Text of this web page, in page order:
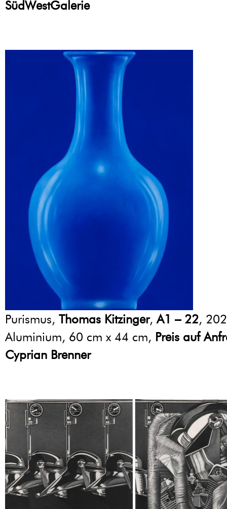
SüdWestGalerie
Purismus, Thomas Kitzinger,A1 – 22,
Aluminium, 60 cm x 44 cm, Preis auf
Cyprian Brenner